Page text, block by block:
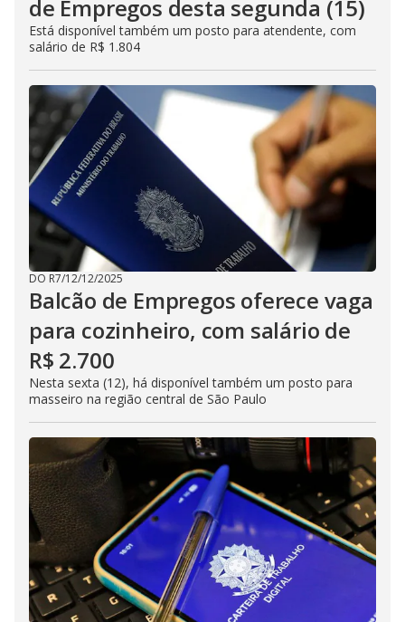
de Empregos desta segunda (15)
Está disponível também um posto para atendente, com
salário de R$ 1.804
DO R7/12/12/2025
Balcão de Empregos oferece vaga
para cozinheiro, com salário de
R$ 2.700
Nesta sexta (12), há disponível também um posto para
masseiro na região central de São Paulo